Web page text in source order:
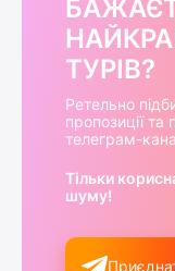
ТУРІВ?
Ретельно
пропозиції
телеграм-
Тільки
шуму!